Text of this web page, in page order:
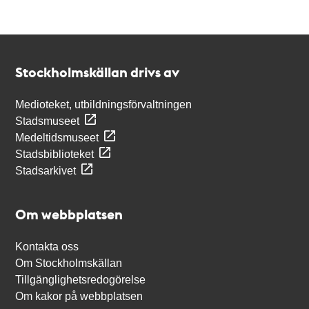
Stockholmskällan drivs av
Medioteket, utbildningsförvaltningen
Stadsmuseet
Medeltidsmuseet
Stadsbiblioteket
Stadsarkivet
Om webbplatsen
Kontakta oss
Om Stockholmskällan
Tillgänglighetsredogörelse
Om kakor på webbplatsen